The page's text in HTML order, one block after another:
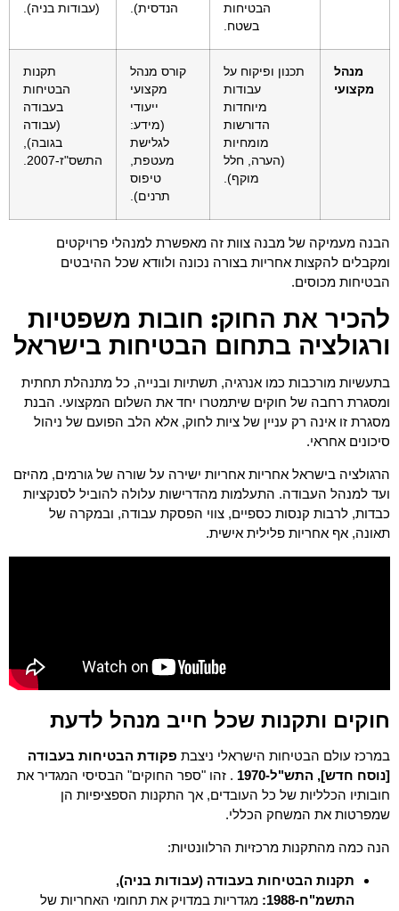
הבטיחות
בשטח.
הנדסית). (עבודות בניה).
מנהל
מקצועי
תכנון ופיקוח על
עבודות
מיוחדות
הדורשות
מומחיות
(הערה, חלל
מוקף).
קורס מנהל
מקצועי
ייעודי
(מידע:
לגלישת
מעטפת,
טיפוס
תרנים).
תקנות
הבטיחות
בעבודה
(עבודה
בגובה),
התשס"ז-2007.
הבנה מעמיקה של מבנה צוות זה מאפשרת למנהלי פרויקטים
ומקבלים להקצות אחריות בצורה נכונה ולוודא שכל ההיבטים
הבטיחות מכוסים.
להכיר את החוק: חובות משפטיות
ורגולציה בתחום הבטיחות בישראל
בתעשיות מורכבות כמו אנרגיה, תשתיות ובנייה, כל מתנהלת תחתית
ומסגרת רחבה של חוקים שיתמטרו יחד את השלום המקצועי. הבנת
מסגרת זו אינה רק עניין של ציות לחוק, אלא הלב הפועם של ניהול
סיכונים אחראי.
הרגולציה בישראל אחריות אחריות ישירה על שורה של גורמים, מהיזם
ועד למנהל העבודה. התעלמות מהדרישות עלולה להוביל לסנקציות
כבדות, לרבות קנסות כספיים, צווי הפסקת עבודה, ובמקרה של
תאונה, אף אחריות פלילית אישית.
חוקים ותקנות שכל חייב מנהל לדעת
במרכז עולם הבטיחות הישראלי ניצבת פקודת הבטיחות בעבודה
[נוסח חדש], התש"ל-1970
. זהו "ספר החוקים" הבסיסי המגדיר את
חובותיו הכלליות של כל העובדים, אך התקנות הספציפיות הן
שמפרטות את המשחק הכללי.
הנה כמה מהתקנות מרכזיות הרלוונטיות:
תקנות הבטיחות בעבודה (עבודות בניה),
התשמ"ח-1988:
מגדריות במדויק את תחומי האחריות של